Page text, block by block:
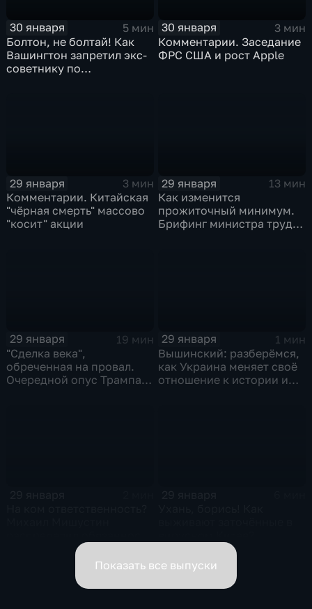
30 января
5 мин
Болтон, не болтай! Как
Вашингтон запретил экс-
советнику по
30 января
3 мин
Комментарии. Заседание
ФРС США и рост Apple
29 января
3 мин
Комментарии. Китайская
"чёрная смерть" массово
"косит" акции
29 января
13 мин
Как изменится
прожиточный минимум.
Брифинг министра труда
29 января
19 мин
"Сделка века",
обреченная на провал.
Очередной опус Трампа.
29 января
1 мин
Вышинский: разберёмся,
как Украина меняет своё
отношение к истории и
вице-премьеров
Показать все выпуски